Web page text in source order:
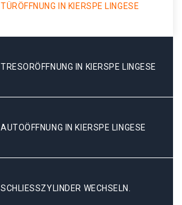
TÜRÖFFNUNG IN KIERSPE LINGESE
TRESORÖFFNUNG IN KIERSPE LINGESE
AUTOÖFFNUNG IN KIERSPE LINGESE
SCHLIESSZYLINDER WECHSELN.